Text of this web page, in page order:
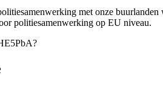
met onze
politiesamenwerking op EU niveau.